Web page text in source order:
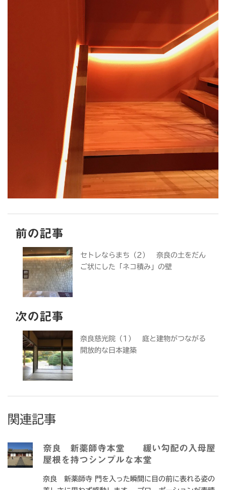
前の記事
セトレならまち（2） 奈良の土をだん
ご状にした「ネコ積み」の壁
次の記事
奈良慈光院（1） 庭と建物がつながる
開放的な日本建築
関連記事
奈良 新薬師寺本堂 緩い勾配の入母屋
屋根を持つシンプルな本堂
奈良 新薬師寺 門を入った瞬間に目の前に表れる姿の